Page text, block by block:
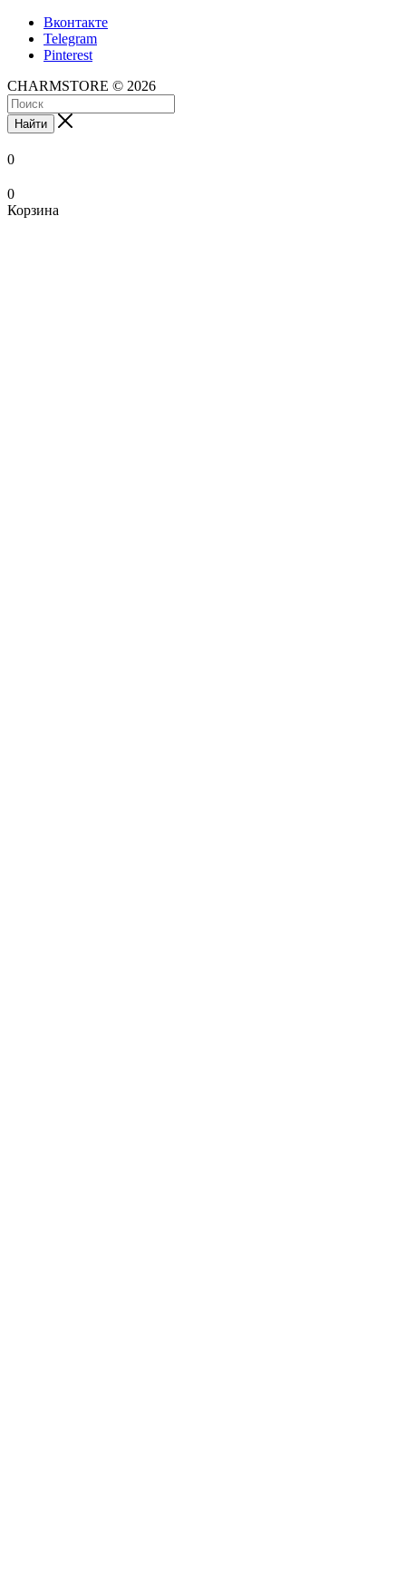
Вконтакте
Telegram
Pinterest
CHARMSTORE © 2026
Найти
0
0
Корзина